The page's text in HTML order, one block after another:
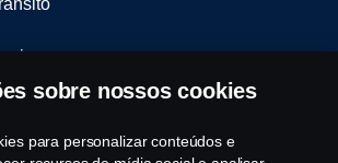
sobre nossos cookies
para personalizar conteúdos e